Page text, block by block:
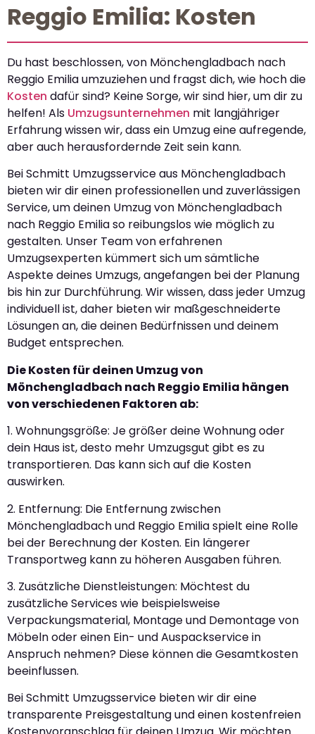
Reggio Emilia: Kosten
Du hast beschlossen, von Mönchengladbach nach
Reggio Emilia umzuziehen und fragst dich, wie hoch die
Kosten dafür sind? Keine Sorge, wir sind hier, um dir zu
helfen! Als Umzugsunternehmen mit langjähriger
Erfahrung wissen wir, dass ein Umzug eine aufregende,
aber auch herausfordernde Zeit sein kann.
Bei Schmitt Umzugsservice aus Mönchengladbach
bieten wir dir einen professionellen und zuverlässigen
Service, um deinen Umzug von Mönchengladbach
nach Reggio Emilia so reibungslos wie möglich zu
gestalten. Unser Team von erfahrenen
Umzugsexperten kümmert sich um sämtliche
Aspekte deines Umzugs, angefangen bei der Planung
bis hin zur Durchführung. Wir wissen, dass jeder Umzug
individuell ist, daher bieten wir maßgeschneiderte
Lösungen an, die deinen Bedürfnissen und deinem
Budget entsprechen.
Die Kosten für deinen Umzug von
Mönchengladbach nach Reggio Emilia hängen
von verschiedenen Faktoren ab:
1. Wohnungsgröße: Je größer deine Wohnung oder
dein Haus ist, desto mehr Umzugsgut gibt es zu
transportieren. Das kann sich auf die Kosten
auswirken.
2. Entfernung: Die Entfernung zwischen
Mönchengladbach und Reggio Emilia spielt eine Rolle
bei der Berechnung der Kosten. Ein längerer
Transportweg kann zu höheren Ausgaben führen.
3. Zusätzliche Dienstleistungen: Möchtest du
zusätzliche Services wie beispielsweise
Verpackungsmaterial, Montage und Demontage von
Möbeln oder einen Ein- und Auspackservice in
Anspruch nehmen? Diese können die Gesamtkosten
beeinflussen.
Bei Schmitt Umzugsservice bieten wir dir eine
transparente Preisgestaltung und einen kostenfreien